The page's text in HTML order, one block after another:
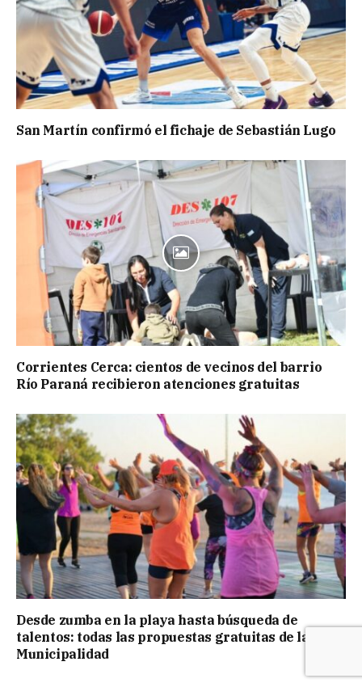
San Martín confirmó el fichaje de Sebastián Lugo
Corrientes Cerca: cientos de vecinos del barrio
Río Paraná recibieron atenciones gratuitas
Desde zumba en la playa hasta búsqueda de
talentos: todas las propuestas gratuitas de la
Municipalidad